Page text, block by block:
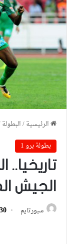
الرئيسية/البطولة
بطولة برو 1
الجيش
سبورتايم 09:30